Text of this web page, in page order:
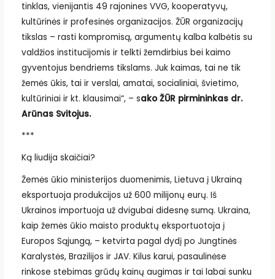
tinklas, vienijantis 49 rajonines VVG, kooperatyvų,
kultūrinės ir profesinės organizacijos. ŽŪR organizacijų
tikslas – rasti kompromisą, argumentų kalba kalbėtis su
valdžios institucijomis ir telkti žemdirbius bei kaimo
gyventojus bendriems tikslams. Juk kaimas, tai ne tik
žemės ūkis, tai ir verslai, amatai, socialiniai, švietimo,
kultūriniai ir kt. klausimai“, – sako ŽŪR pirmininkas dr.
Arūnas Svitojus.
***
Ką liudija skaičiai?
Žemės ūkio ministerijos duomenimis, Lietuva į Ukrainą
eksportuoja produkcijos už 600 milijonų eurų. Iš
Ukrainos importuoja už dvigubai didesnę sumą. Ukraina,
kaip žemės ūkio maisto produktų eksportuotoja į
Europos Sąjungą, – ketvirta pagal dydį po Jungtinės
Karalystės, Brazilijos ir JAV. Kilus karui, pasaulinėse
rinkose stebimas grūdų kainų augimas ir tai labai sunku